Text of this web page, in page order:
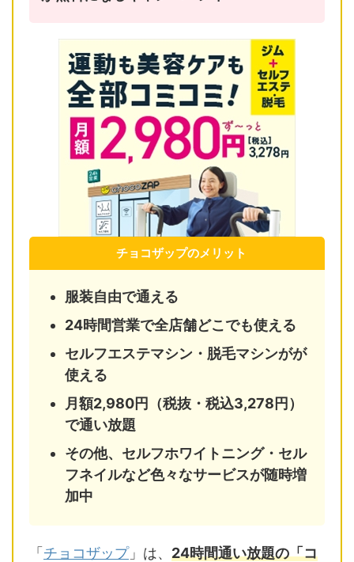
チョコザップのメリット
服装自由で通える
24時間営業で全店舗どこでも使える
セルフエステマシン・脱毛マシンがが
使える
月額2,980円（税抜・税込3,278円）
で通い放題
その他、セルフホワイトニング・セル
フネイルなど色々なサービスが随時増
加中
「 チョコザップ」は、 24時間通い放題の「コ